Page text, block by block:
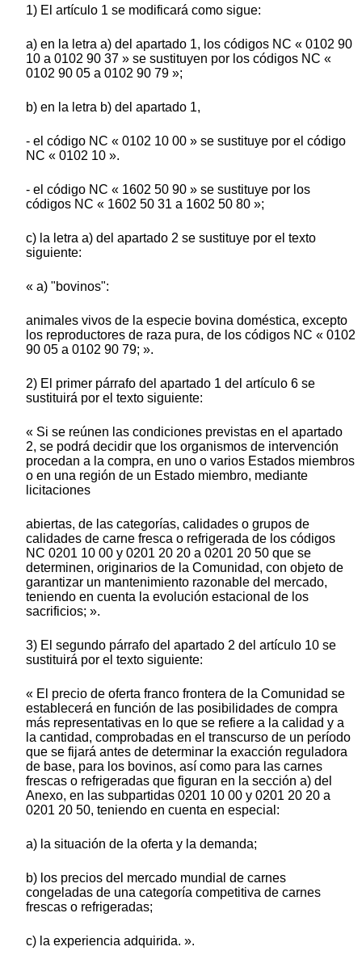
1) El artículo 1 se modificará como sigue:
a) en la letra a) del apartado 1, los códigos NC « 0102 90
10 a 0102 90 37 » se sustituyen por los códigos NC «
0102 90 05 a 0102 90 79 »;
b) en la letra b) del apartado 1,
- el código NC « 0102 10 00 » se sustituye por el código
NC « 0102 10 ».
- el código NC « 1602 50 90 » se sustituye por los
códigos NC « 1602 50 31 a 1602 50 80 »;
c) la letra a) del apartado 2 se sustituye por el texto
siguiente:
« a) "bovinos":
animales vivos de la especie bovina doméstica, excepto
los reproductores de raza pura, de los códigos NC « 0102
90 05 a 0102 90 79; ».
2) El primer párrafo del apartado 1 del artículo 6 se
sustituirá por el texto siguiente:
« Si se reúnen las condiciones previstas en el apartado
2, se podrá decidir que los organismos de intervención
procedan a la compra, en uno o varios Estados miembros
o en una región de un Estado miembro, mediante
licitaciones
abiertas, de las categorías, calidades o grupos de
calidades de carne fresca o refrigerada de los códigos
NC 0201 10 00 y 0201 20 20 a 0201 20 50 que se
determinen, originarios de la Comunidad, con objeto de
garantizar un mantenimiento razonable del mercado,
teniendo en cuenta la evolución estacional de los
sacrificios; ».
3) El segundo párrafo del apartado 2 del artículo 10 se
sustituirá por el texto siguiente:
« El precio de oferta franco frontera de la Comunidad se
establecerá en función de las posibilidades de compra
más representativas en lo que se refiere a la calidad y a
la cantidad, comprobadas en el transcurso de un período
que se fijará antes de determinar la exacción reguladora
de base, para los bovinos, así como para las carnes
frescas o refrigeradas que figuran en la sección a) del
Anexo, en las subpartidas 0201 10 00 y 0201 20 20 a
0201 20 50, teniendo en cuenta en especial:
a) la situación de la oferta y la demanda;
b) los precios del mercado mundial de carnes
congeladas de una categoría competitiva de carnes
frescas o refrigeradas;
c) la experiencia adquirida. ».